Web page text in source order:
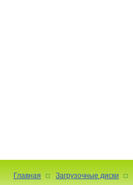
Главная Загрузочные диски